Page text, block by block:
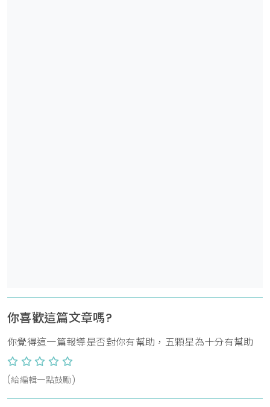
你喜歡這篇文章嗎?
你覺得這一篇報導是否對你有幫助，五顆星為十分有幫助
(給編輯一點鼓勵)